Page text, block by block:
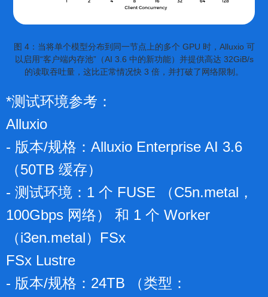
图 4：当将单个模型分布到同一节点上的多个 GPU 时，Alluxio 可
以启用“客户端内存池”（AI 3.6 中的新功能）并提供高达 32GiB/s
的读取吞吐量，这比正常情况快 3 倍，并打破了网络限制。
*测试环境参考：
Alluxio
- 版本/规格：Alluxio Enterprise AI 3.6
（50TB 缓存）
- 测试环境：1 个 FUSE （C5n.metal，
100Gbps 网络） 和 1 个 Worker
（i3en.metal）FSx
FSx Lustre
- 版本/规格：24TB （类型：